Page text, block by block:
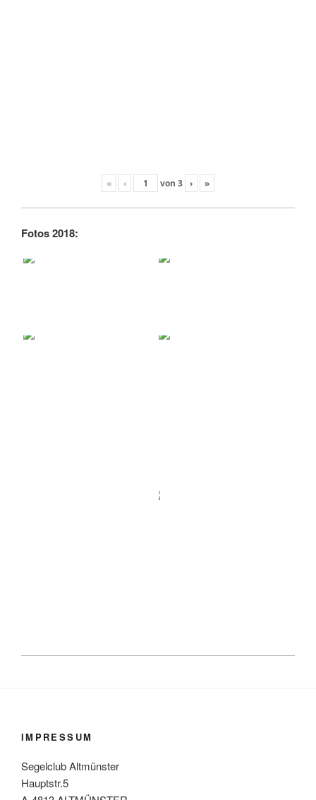
« ‹ von 3 › »
Fotos 2018:
IMPRESSUM
Segelclub Altmünster
Hauptstr.5